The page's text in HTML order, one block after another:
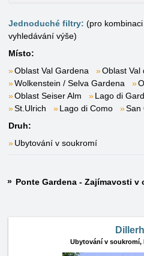
Jednoduché filtry: (pro
vyhledávání výše)
Místo:
Oblast Val Gardena
Oblast Val
Wolkenstein / Selva Gardena
Oblast Seiser Alm
Lago di
St.Ulrich
Lago di Como San
Druh:
Ubytování v soukromí
Ponte Gardena - Zajímavosti v
Ubytování v soukromí,